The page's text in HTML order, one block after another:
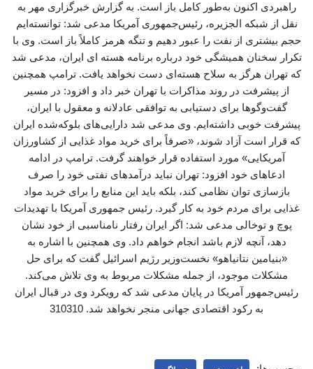
راهبردی اکنون به‌طور کامل باز است. به گزارش خبرگزاری مهر به
نقل از شبکه الجزیره، رئیس‌جمهوری آمریکا مدعی شد: توانسته‌ایم
حجم بیشتری از نفت را عبور دهیم و تنگه هرمز کاملاً باز است. وی با
تکرار سخنان همیشگی خود درباره برنامه هسته ای ایران، مدعی شد
که تهران هرگز به سلاح هسته‌ای دست نخواهد یافت. ترامپ همچنین
از پیشرفت در روند مذاکرات با تهران خبر داد و افزود: در مسیر
گفت‌وگوها برای دستیابی به توافقی عادلانه و معقول با ایران،
پیشرفت خوبی داشته‌ایم. وی مدعی شد دارایی‌های بلوکه‌شده ایران
که قرار است آزاد شوند، «صرفاً برای خرید مواد غذایی از کشاورزان
آمریکایی» مورد استفاده قرار خواهند گرفت. ترامپ در ادامه
ادعاهای خود افزود: تهران نباید درآمدهای نفتی خود را صرف
بازسازی توان نظامی کند، بلکه باید این منابع را برای خرید مواد
غذایی برای مردم خود به کار گیرد. رئیس جمهوری آمریکا با تهدیدات
پوچ و توخالی مدعی شد: اگر ایران رفتار نامناسبی از خود نشان
دهد، آنچه لازم باشد انجام خواهم داد. وی همچنین با اشاره به
«بنیامین نتانیاهو» نخست‌وزیر رژیم اسرائیل گفت که برای حل
مشکلات موجود، از جمله مشکلات مربوط به وی تلاش می‌کند.
رئیس‌جمهور آمریکا در پایان مدعی شد که رویکرد وی در قبال ایران
به رکود اقتصادی جهانی منجر نخواهد شد. 310310